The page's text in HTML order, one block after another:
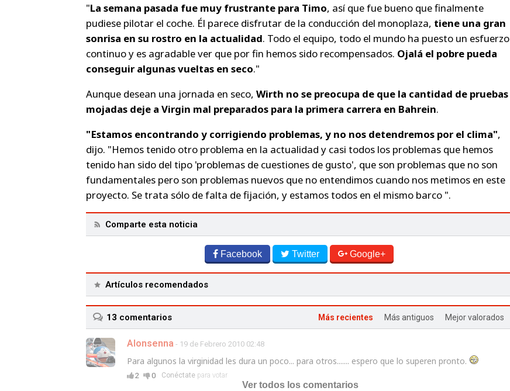
"La semana pasada fue muy frustrante para Timo, así que fue bueno que finalmente
pudiese pilotar el coche. Él parece disfrutar de la conducción del monoplaza, tiene una gran
sonrisa en su rostro en la actualidad. Todo el equipo, todo el mundo ha puesto un esfuerzo
continuo y es agradable ver que por fin hemos sido recompensados. Ojalá el pobre pueda
conseguir algunas vueltas en seco."
Aunque desean una jornada en seco, Wirth no se preocupa de que la cantidad de pruebas
mojadas deje a Virgin mal preparados para la primera carrera en Bahrein.
"Estamos encontrando y corrigiendo problemas, y no nos detendremos por el clima",
dijo. "Hemos tenido otro problema en la actualidad y casi todos los problemas que hemos
tenido han sido del tipo 'problemas de cuestiones de gusto', que son problemas que no son
fundamentales pero son problemas nuevos que no entendimos cuando nos metimos en este
proyecto. Se trata sólo de falta de fijación, y estamos todos en el mismo barco ".
Comparte esta noticia
Facebook Twitter Google+
Artículos recomendados
13 comentarios Más recientes Más antiguos Mejor valorados
Alonsenna - 19 de Febrero 2010 02:48
Para algunos la virginidad les dura un poco... para otros....... espero que lo superen pronto.
2 0 Conéctate para votar
Ver todos los comentarios